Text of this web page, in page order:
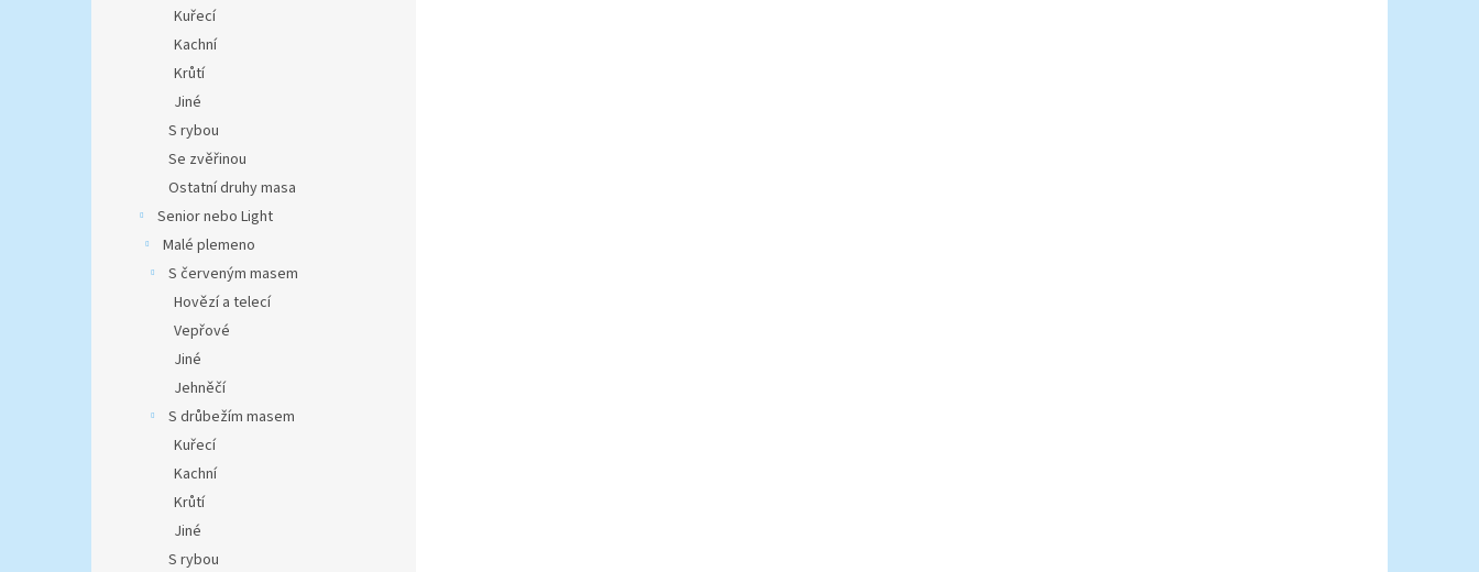
Kuřecí
Kachní
Krůtí
Jiné
S rybou
Se zvěřinou
Ostatní druhy masa
Senior nebo Light
Malé plemeno
S červeným masem
Hovězí a telecí
Vepřové
Jiné
Jehněčí
S drůbežím masem
Kuřecí
Kachní
Krůtí
Jiné
S rybou